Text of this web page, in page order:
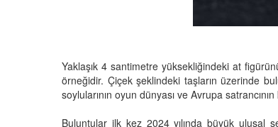
Yaklaşık 4 santimetre yüksekliğindeki at
örneğidir. Çiçek şeklindeki taşların üzerinde
soylularının oyun dünyası ve Avrupa
Buluntular ilk kez 2024 yılında büyük ulusal